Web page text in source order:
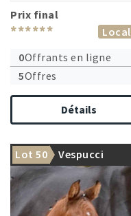
Prix final
******
Local
0Offrants en ligne
5Offres
Détails
Lot 50 Vespucci